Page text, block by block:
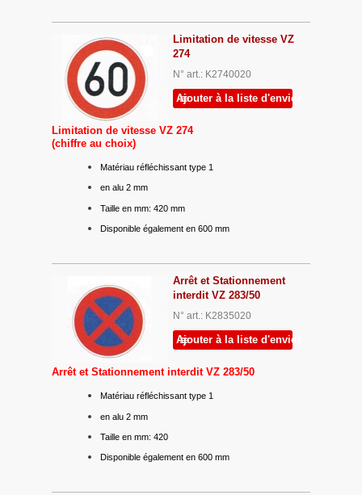
Limitation de vitesse VZ
274
N° art.: K2740020
Ajouter à la liste d'envies
Limitation de vitesse VZ 274
(chiffre au choix)
Matériau réfléchissant type 1
en alu 2 mm
Taille en mm: 420 mm
Disponible également en 600 mm
Arrêt et Stationnement
interdit VZ 283/50
N° art.: K2835020
Ajouter à la liste d'envies
Arrêt et Stationnement interdit VZ 283/50
Matériau réfléchissant type 1
en alu 2 mm
Taille en mm: 420
Disponible également en 600 mm